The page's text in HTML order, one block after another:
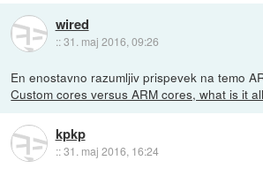
wired
::31. maj 2016, 09:26
En enostavno razumljiv prispevek na temo
Custom cores versus ARM cores, what is it
kpkp
::31. maj 2016, 16:24